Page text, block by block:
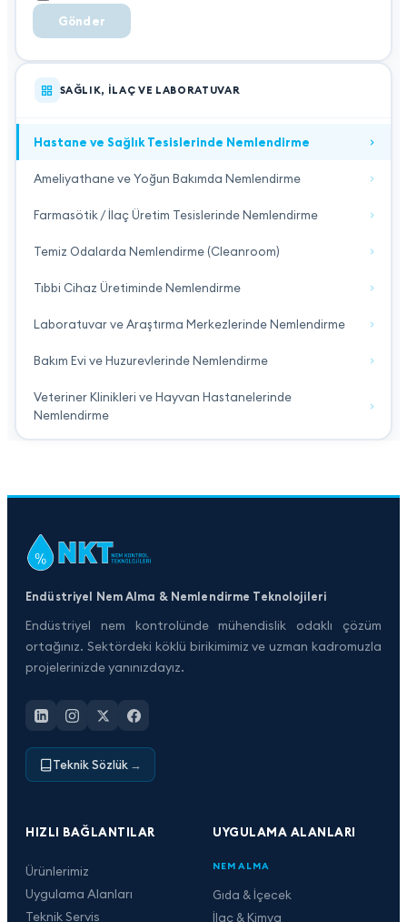
Gönder
SAĞLIK, İLAÇ VE LABORATUVAR
Hastane ve Sağlık Tesislerinde Nemlendirme
Ameliyathane ve Yoğun Bakımda Nemlendirme
Farmasötik / İlaç Üretim Tesislerinde Nemlendirme
Temiz Odalarda Nemlendirme (Cleanroom)
Tıbbi Cihaz Üretiminde Nemlendirme
Laboratuvar ve Araştırma Merkezlerinde Nemlendirme
Bakım Evi ve Huzurevlerinde Nemlendirme
Veteriner Klinikleri ve Hayvan Hastanelerinde
Nemlendirme
Endüstriyel Nem Alma & Nemlendirme Teknolojileri
Endüstriyel nem kontrolünde mühendislik odaklı çözüm
ortağınız. Sektördeki köklü birikimimiz ve uzman kadromuzla
projelerinizde yanınızdayız.
Teknik Sözlük →
HIZLI BAĞLANTILAR
Ürünlerimiz
Uygulama Alanları
Teknik Servis
UYGULAMA ALANLARI
NEM ALMA
Gıda & İçecek
İlaç & Kimya